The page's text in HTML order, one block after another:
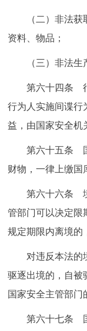
（二）非法获取
资料、物品；
（三）非法生产
第六十四条 行
行为人实施间谍行
益，由国家安全机
第六十五条 国
财物，一律上缴国
第六十六条 境
管部门可以决定限
规定期限内离境的
对违反本法的境
驱逐出境的，自被
国家安全主管部门
第六十七条 国